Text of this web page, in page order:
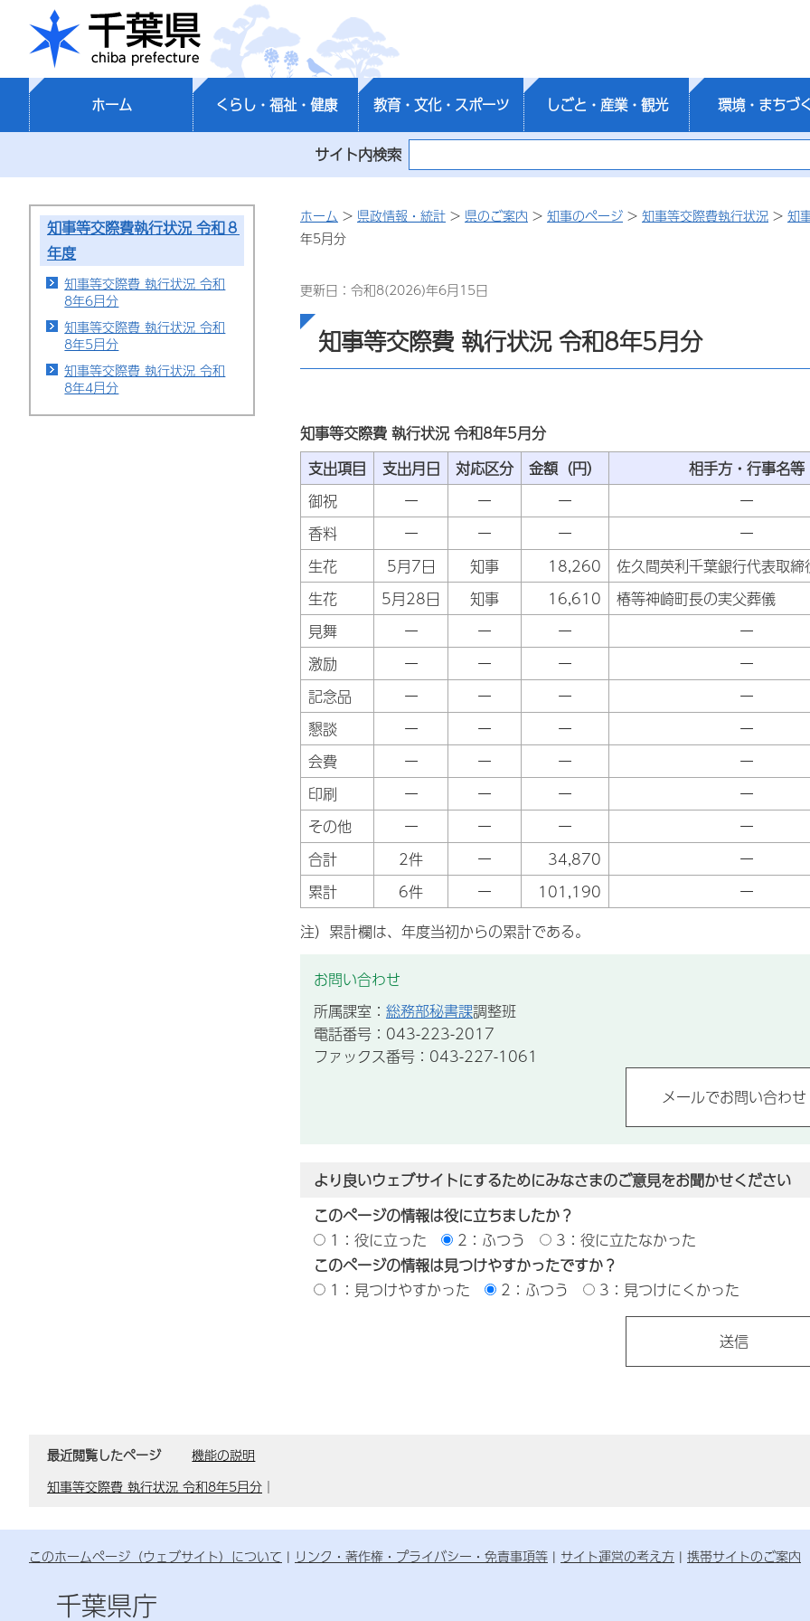
千葉県
ホーム くらし・福祉・健康 教育・文化・スポーツ しごと・産業・観光 環境・まちづ
サイト内検索
知事等交際費執行状況 令和８
年度
知事等交際費 執行状況 令和
8年6月分
知事等交際費 執行状況 令和
8年5月分
知事等交際費 執行状況 令和
8年4月分
ホーム > 県政情報・統計 > 県のご案内 > 知事のページ > 知事等交際費執行状況 > 知
年5月分
更新日：令和8(2026)年6月15日
知事等交際費 執行状況 令和8年5月分
知事等交際費 執行状況 令和8年5月分
支出項目
支出月日 対応区分 金額（円） 相手方・行事名等
御祝
ー ー ー ー
香料
ー ー ー ー
生花
5月7日 知事 18,260 佐久間英利千葉銀行代表取締
生花
5月28日 知事 16,610 椿等神崎町長の実父葬儀
見舞
ー ー ー ー
激励
ー ー ー ー
記念品
ー ー ー ー
懇談
ー ー ー ー
会費
ー ー ー ー
印刷
ー ー ー ー
その他
ー ー ー ー
合計
2件 ー 34,870 ー
累計
6件 ー 101,190 ー
注）累計欄は、年度当初からの累計である。
お問い合わせ
所属課室： 総務部秘書課調整班
電話番号：043-223-2017
ファックス番号：043-227-1061
より良いウェブサイトにするためにみなさまのご意見をお聞かせください
このページの情報は役に立ちましたか？
1：役に立った
2：ふつう
3：役に立たなかった
このページの情報は見つけやすかったですか？
1：見つけやすかった
2：ふつう 3：見つけにくかった
最近閲覧したページ
機能の説明
知事等交際費 執行状況 令和8年5月分 ｜
このホームページ（ウェブサイト）について リンク・著作権・プライバシー・免責事項等 サイト運営の考え方 携帯サイトのご案内
千葉県庁